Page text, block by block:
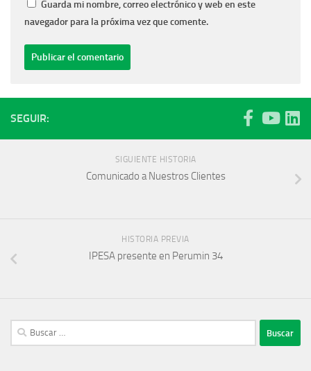
Guarda mi nombre, correo electrónico y web en este
navegador para la próxima vez que comente.
SEGUIR:
SIGUIENTE HISTORIA
Comunicado a Nuestros Clientes
HISTORIA PREVIA
IPESA presente en Perumin 34
Buscar: